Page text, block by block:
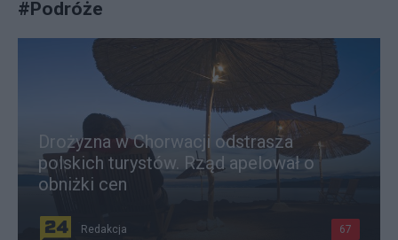
#Podróże
Drożyzna w Chorwacji odstrasza
polskich turystów. Rząd apelował o
obniżki cen
Redakcja 67